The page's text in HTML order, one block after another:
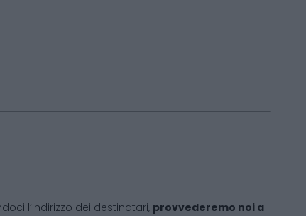
l’indirizzo dei destinatari, provvederemo noi a